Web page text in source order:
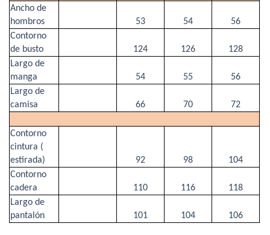
Ancho de
hombros
53 54
56
Contorno
de busto
124 126
128
Largo de
manga
54 55
56
Largo de
camisa
66 70 72
Contorno
cintura (
estirada)
92 98
104
Contorno
cadera
110 116
118
Largo de
pantalón
101 104 106